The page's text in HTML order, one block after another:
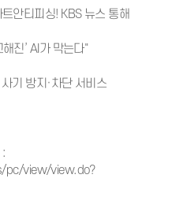
안티피싱! KBS 뉴스 통해
진’ AI가 막는다"
기 방지·차단 서비스
pc/view/view.do?